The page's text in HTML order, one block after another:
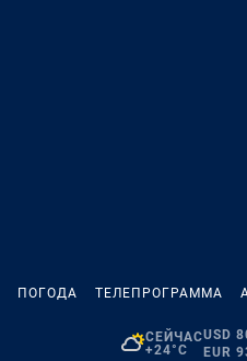
ПОГОДА ТЕЛЕПРОГРАММА
СЕЙЧАС
+24°C
USD
EUR